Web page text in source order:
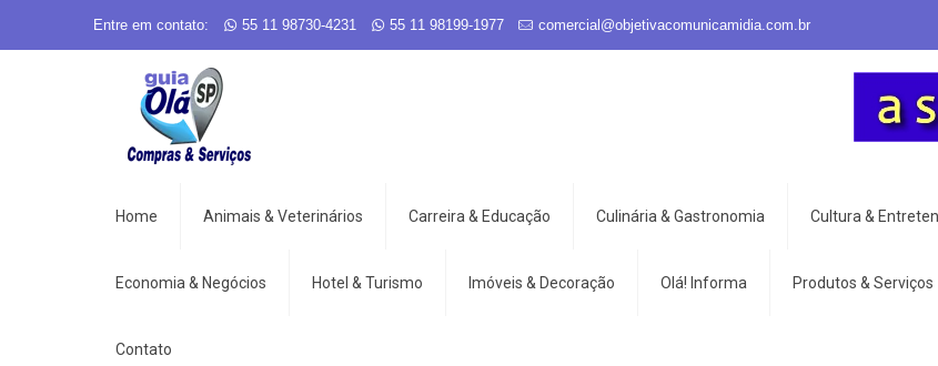
Entre em contato: 55 11 98730-4231 55 11 98199-1977 comercial@objetivacomunicamidia.com.br
Home Animais & Veterinários Carreira & Educação Culinária & Gastronomia Cultura &
Economia & Negócios Hotel & Turismo Imóveis & Decoração Olá! Informa Produtos & Serviços
Contato